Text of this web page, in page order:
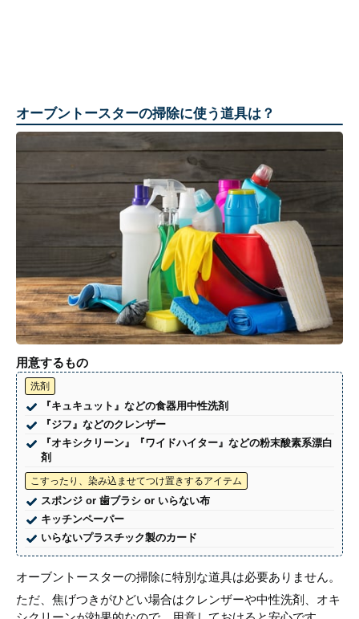
オーブントースターの掃除に使う道具は？
用意するもの
洗剤
『キュキュット』などの食器用中性洗剤
『ジフ』などのクレンザー
『オキシクリーン』『ワイドハイター』などの粉末酸素系漂白
剤
こすったり、染み込ませてつけ置きするアイテム
スポンジ or 歯ブラシ or いらない布
キッチンペーパー
いらないプラスチック製のカード
オーブントースターの掃除に特別な道具は必要ありません。
ただ、焦げつきがひどい場合はクレンザーや中性洗剤、オキ